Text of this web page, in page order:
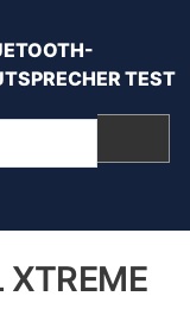
TEST